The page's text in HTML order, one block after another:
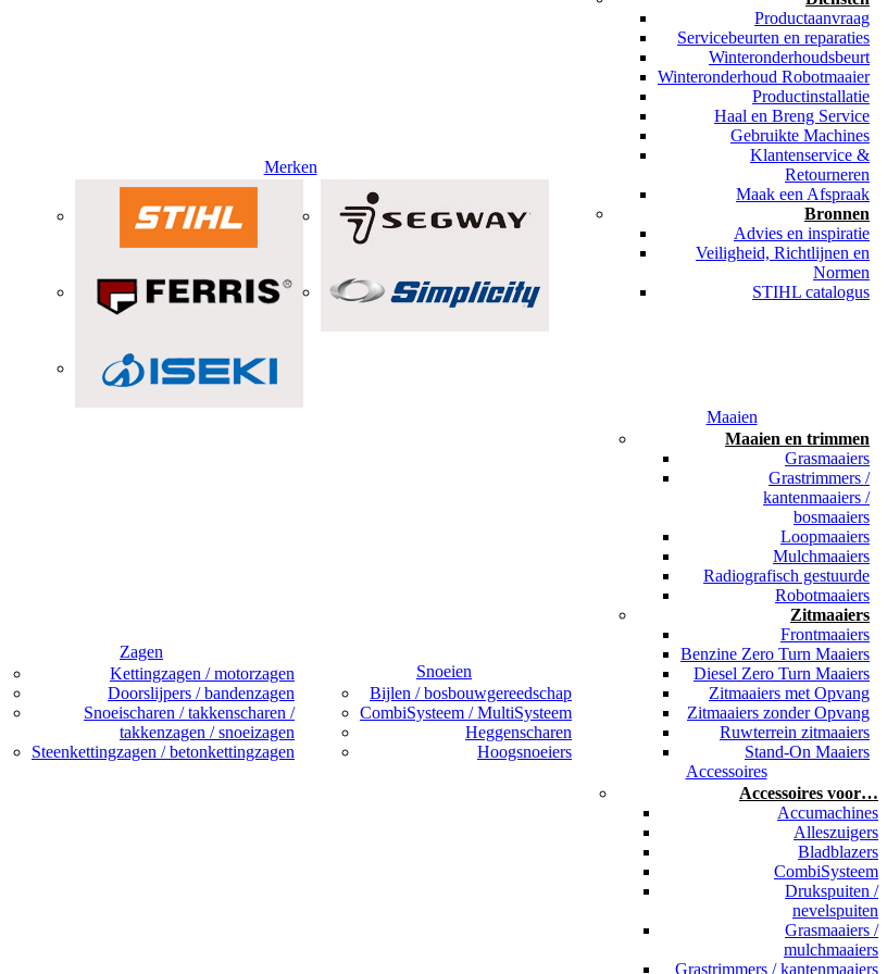
Merken
Productaanvraag
Servicebeurten en reparaties
Winteronderhoudsbeurt
Winteronderhoud Robotmaaier
Productinstallatie
Haal en Breng Service
Gebruikte Machines
Klantenservice &
Retourneren
Maak een Afspraak
Bronnen
Advies en inspiratie
Veiligheid, Richtlijnen en
Normen
STIHL catalogus
Zagen
Kettingzagen / motorzagen
Doorslijpers / bandenzagen
Snoeischaren / takkenscharen /
takkenzagen / snoeizagen
Steenkettingzagen / betonkettingzagen
Snoeien
Bijlen / bosbouwgereedschap
CombiSysteem / MultiSysteem
Heggenscharen
Hoogsnoeiers
Maaien
Maaien en trimmen
Grasmaaiers
Grastrimmers /
kantenmaaiers /
bosmaaiers
Loopmaaiers
Mulchmaaiers
Radiografisch gestuurde
Robotmaaiers
Zitmaaiers
Frontmaaiers
Benzine Zero Turn Maaiers
Diesel Zero Turn Maaiers
Zitmaaiers met Opvang
Zitmaaiers zonder Opvang
Ruwterrein zitmaaiers
Stand-On Maaiers
Accessoires
Accessoires voor…
Accumachines
Alleszuigers
Bladblazers
CombiSysteem
Drukspuiten /
nevelspuiten
Grasmaaiers /
mulchmaaiers
Grastrimmers / kantenmaaiers